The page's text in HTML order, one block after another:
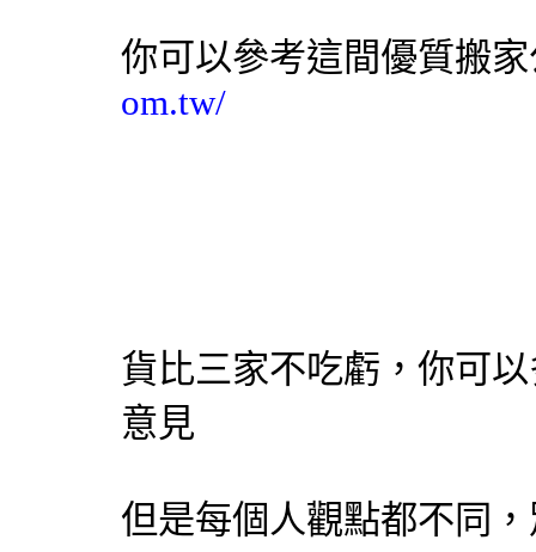
你可以參考這間優質搬
om.tw/
貨比三家不吃虧，你可
意見
但是每個人觀點都不同